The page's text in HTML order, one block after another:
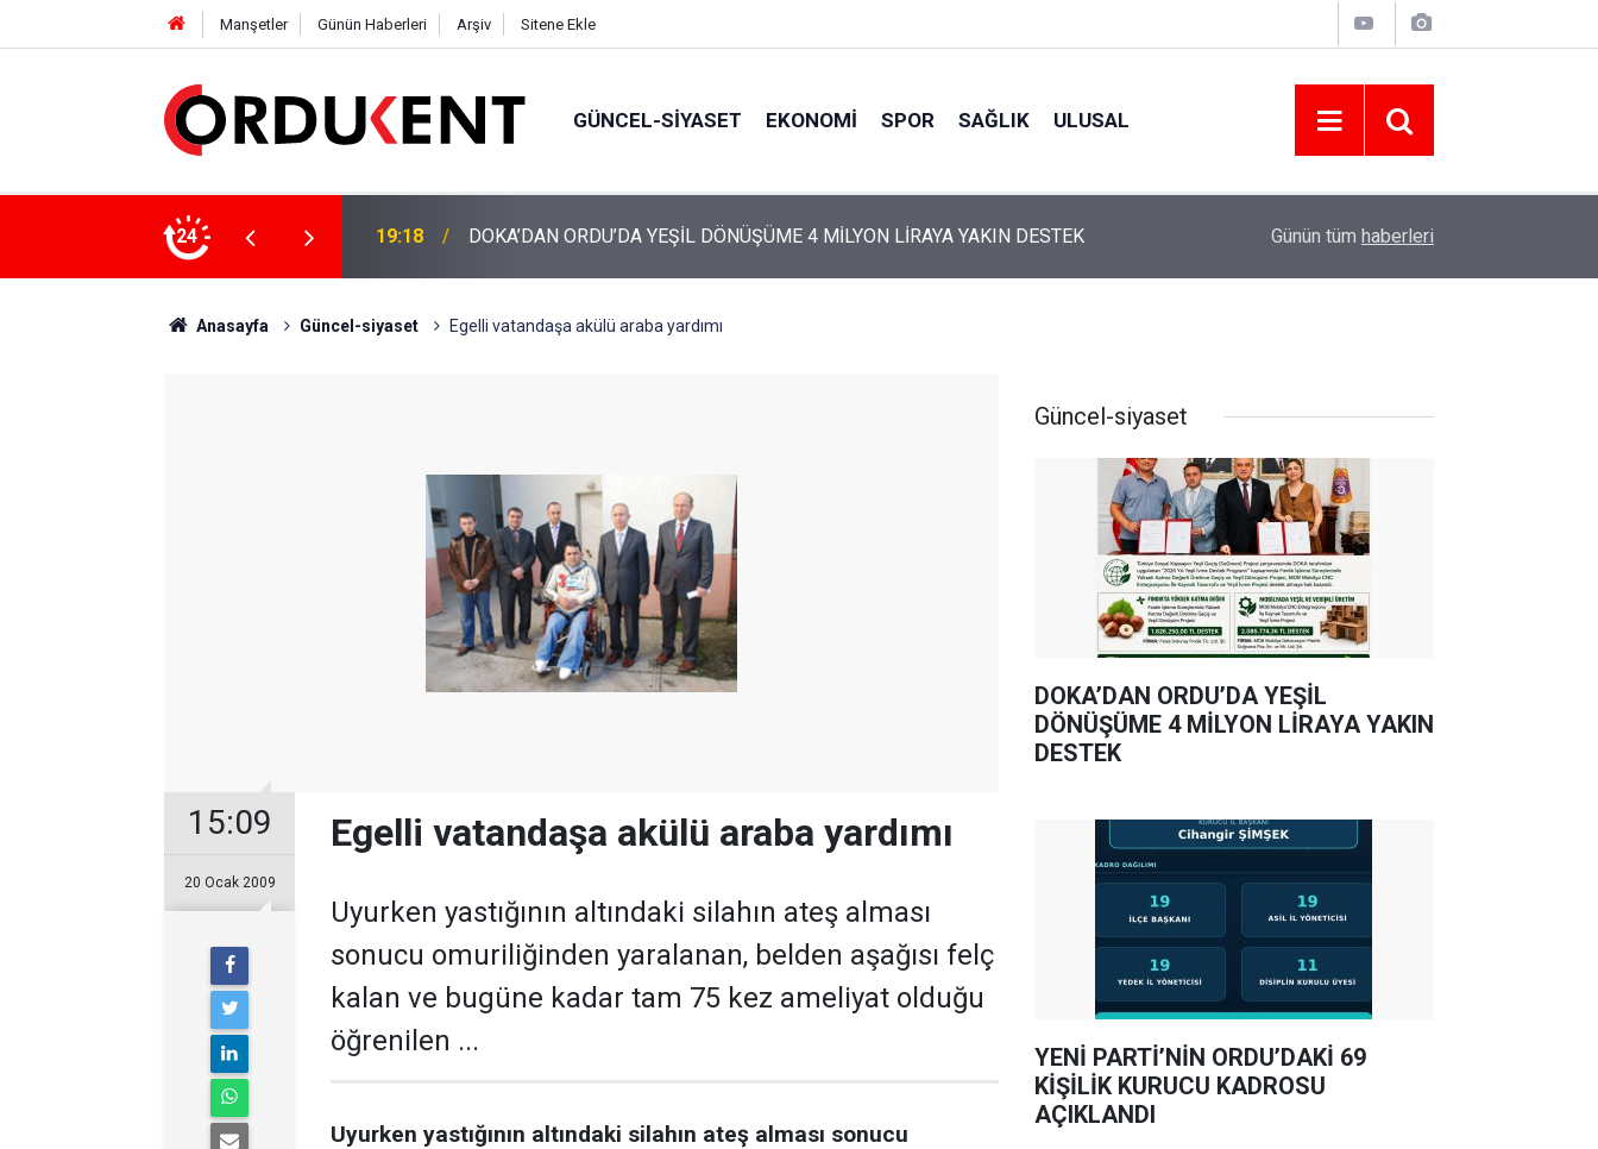
Manşetler Günün Haberleri Arşiv Sitene Ekle
GÜNCEL-SIYASET EKONOMI SPOR SAĞLIK ULUSAL
24
4 MİLYON LİRAYA YAKIN DESTEK 12:46 YENİ PARTİ’NİN ORDU’DAKİ 69 KİŞİLİK KURUCU KADROSU AÇIKLANDI YENİ PARTİ ALTINORDU’DA KURUCU
Günün tüm haberleri
Anasayfa Güncel-siyaset Egelli vatandaşa akülü araba yardımı
15:09
20 Ocak 2009
Egelli vatandaşa akülü araba yardımı
Uyurken yastığının altındaki silahın ateş alması
sonucu omuriliğinden yaralanan, belden aşağısı felç
kalan ve bugüne kadar tam 75 kez ameliyat olduğu
öğrenilen ...
Uyurken yastığının altındaki silahın ateş alması sonucu
Güncel-siyaset
DOKA’DAN ORDU’DA YEŞİL
DÖNÜŞÜME 4 MİLYON LİRAYA YAKIN
DESTEK
YENİ PARTİ’NİN ORDU’DAKİ 69
KİŞİLİK KURUCU KADROSU
AÇIKLANDI